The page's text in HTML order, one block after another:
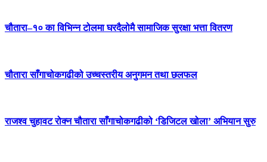
चौतारा–१० का विभिन्न टोलमा घरदैलोमै सामाजिक सुरक्षा भत्ता वितरण
चौतारा साँगाचोकगढीको उच्चस्तरीय अनुगमन तथा छलफल
राजश्व चुहावट रोक्न चौतारा साँगाचोकगढीको ‘डिजिटल खोला’ अभियान सुरु